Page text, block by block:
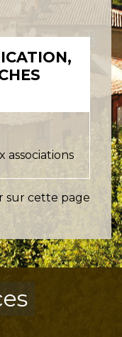
associations
sur cette page